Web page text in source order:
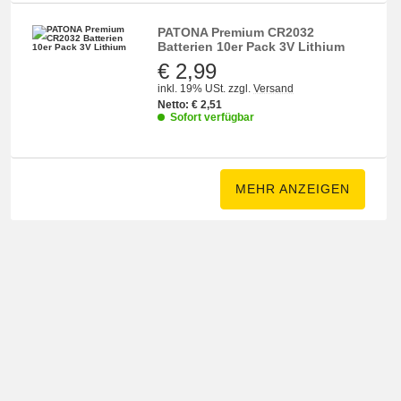
PATONA Premium CR2032
Batterien 10er Pack 3V Lithium
€ 2,99
inkl. 19% USt. zzgl.Versand
Netto: €2,51
Sofort verfügbar
MEHR ANZEIGEN